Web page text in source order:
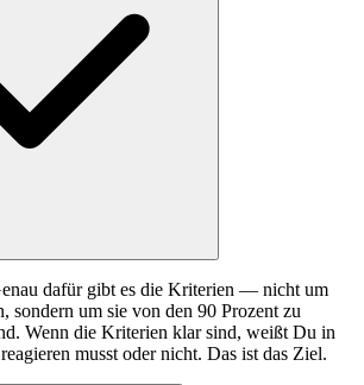
dafür gibt es die Kriterien — nicht um
sondern um sie von den 90 Prozent zu
Wenn die Kriterien klar sind, weißt Du in
musst oder nicht. Das ist das Ziel.